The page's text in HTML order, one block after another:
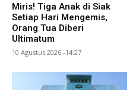
Miris! Tiga Anak di Siak
Setiap Hari Mengemis,
Orang Tua Diberi
Ultimatum
10 Agustus 2026 -14:27